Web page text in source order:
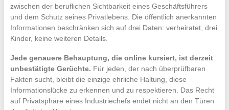
zwischen der beruflichen Sichtbarkeit eines Geschäftsführers
und dem Schutz seines Privatlebens. Die öffentlich anerkannten
Informationen beschränken sich auf drei Daten: verheiratet, drei
Kinder, keine weiteren Details.
Jede genauere Behauptung, die online kursiert, ist derzeit
unbestätigte Gerüchte. Für jeden, der nach überprüfbaren
Fakten sucht, bleibt die einzige ehrliche Haltung, diese
Informationslücke zu erkennen und zu respektieren. Das Recht
auf Privatsphäre eines Industriechefs endet nicht an den Türen